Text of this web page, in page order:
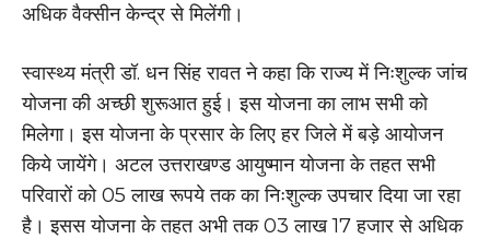
अधिक वैक्सीन केन्द्र से मिलेंगी।
स्वास्थ्य मंत्री डॉ. धन सिंह रावत ने कहा कि राज्य में निःशुल्क जांच
योजना की अच्छी शुरूआत हुई। इस योजना का लाभ सभी को
मिलेगा। इस योजना के प्रसार के लिए हर जिले में बड़े आयोजन
किये जायेंगे। अटल उत्तराखण्ड आयुष्मान योजना के तहत सभी
परिवारों को 05 लाख रूपये तक का निःशुल्क उपचार दिया जा रहा
है। इसस योजना के तहत अभी तक 03 लाख 17 हजार से अधिक